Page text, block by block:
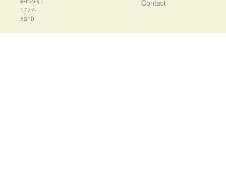
1777-
5310
Contact